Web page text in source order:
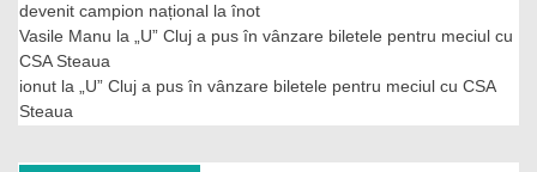
devenit campion național la înot
Vasile Manu la
„U” Cluj a pus în vânzare biletele pentru meciul cu
CSA Steaua
ionut la
„U” Cluj a pus în vânzare biletele pentru meciul cu CSA
Steaua